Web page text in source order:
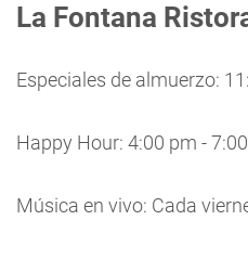
La Fontana
Especiales de almuerzo:
Happy Hour: 4:00 pm -
Música en vivo: Cada